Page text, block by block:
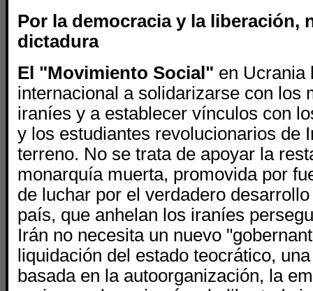
Por la democracia y la liberación,
dictadura
El "Movimiento Social" en Ucrania
internacional a solidarizarse con los
iraníes y a establecer vínculos con
y los estudiantes revolucionarios de
terreno. No se trata de apoyar la
monarquía muerta, promovida por
de luchar por el verdadero
país, que anhelan los iraníes
Irán no necesita un nuevo
liquidación del estado teocrático,
basada en la autoorganización, la